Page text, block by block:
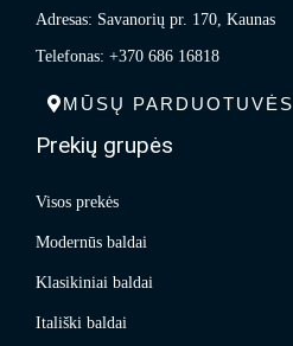
Adresas: Savanorių pr. 170, Kaunas
Telefonas: +370 686 16818
MŪSŲ PARDUOTUVĖS
Prekių grupės
Visos prekės
Modernūs baldai
Klasikiniai baldai
Itališki baldai